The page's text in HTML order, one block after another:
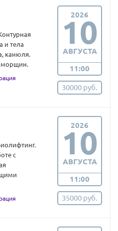
и тела
канюля.
морщин.
2026
10
АВГУСТА
11:00
30000 руб.
с
2026
10
АВГУСТА
11:00
35000 руб.